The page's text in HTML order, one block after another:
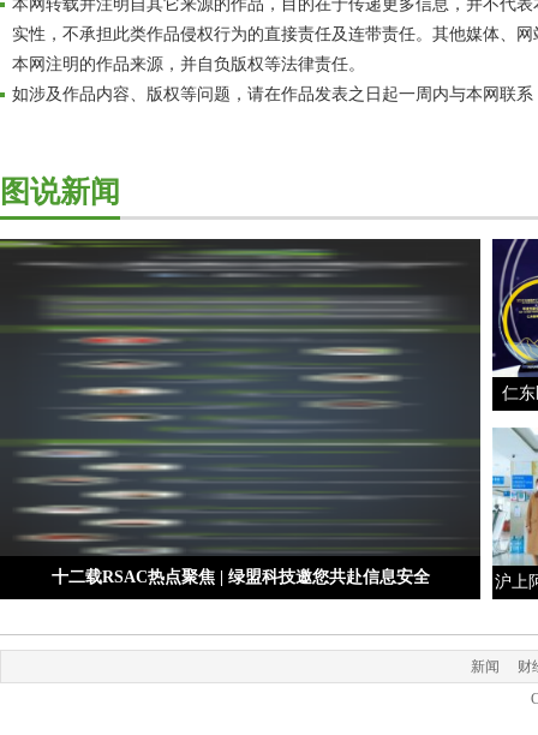
本网转载并注明自其它来源的作品，目的在于传递更多信息，并不代
实性，不承担此类作品侵权行为的直接责任及连带责任。其他媒体、
本网注明的作品来源，并自负版权等法律责任。
如涉及作品内容、版权等问题，请在作品发表之日起一周内与本网联
图说新闻
十二载RSAC热点聚焦 | 绿盟科技邀您共赴信息安全
仁东
沪上
新闻
财